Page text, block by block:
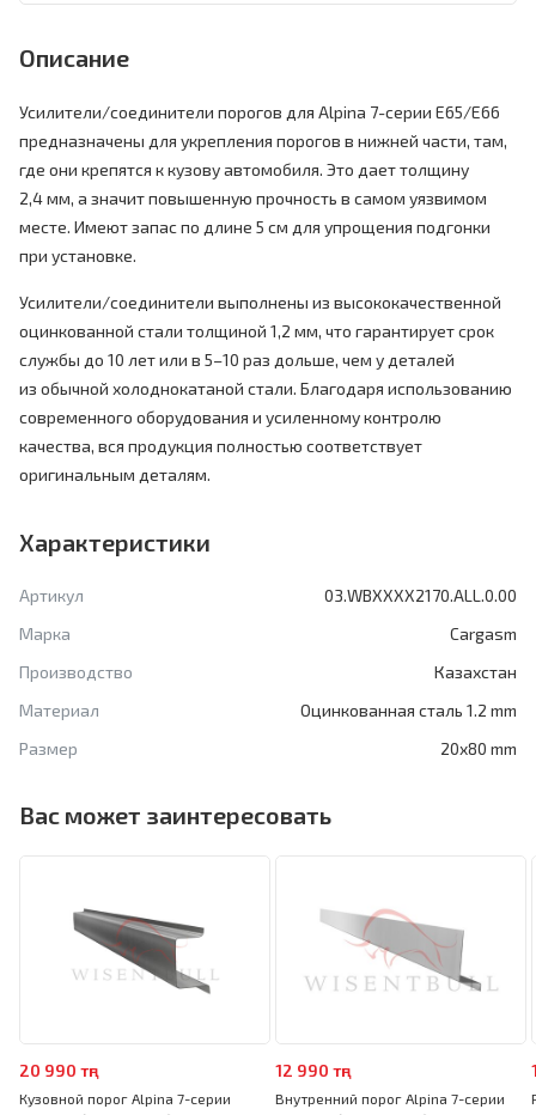
Описание
Усилители/соединители порогов для Alpina 7-серии E65/E66
предназначены для укрепления порогов в нижней части, там,
где они крепятся к кузову автомобиля. Это дает толщину
2,4 мм, а значит повышенную прочность в самом уязвимом
месте. Имеют запас по длине 5 см для упрощения подгонки
при установке.
Усилители/соединители выполнены из высококачественной
оцинкованной стали толщиной 1,2 мм, что гарантирует срок
службы до 10 лет или в 5–10 раз дольше, чем у деталей
из обычной холоднокатаной стали. Благодаря использованию
современного оборудования и усиленному контролю
качества, вся продукция полностью соответствует
оригинальным деталям.
Характеристики
Артикул
03.WBXXXX2170.ALL.0.00
Марка
Cargasm
Производство
Казахстан
Материал
Оцинкованная сталь 1.2 mm
Размер
20x80 mm
Вас может заинтересовать
20 990 тңг
Кузовной порог Alpina 7-серии
12 990 тңг
Внутренний порог Alpina 7-серии